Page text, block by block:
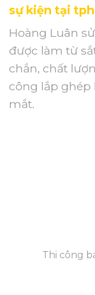
sự kiện tại
Hoàng Luân
được làm từ
chắn, chất
công lắp ghép
mắt.
Thi công